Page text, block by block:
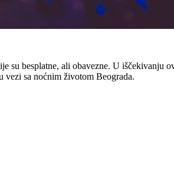
su besplatne, ali obavezne. U iščekivanju
sa noćnim životom Beograda.